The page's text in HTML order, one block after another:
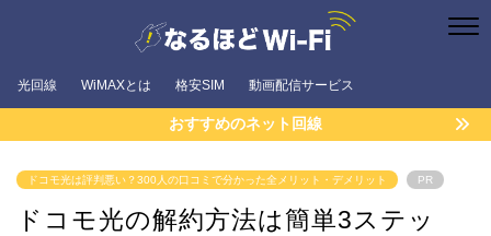
光回線 WiMAXとは 格安SIM 動画配信サービス
おすすめのネット回線
ドコモ光は評判悪い？300人の口コミで分かった全メリット・デメリット PR
ドコモ光の解約方法は簡単3ステッ